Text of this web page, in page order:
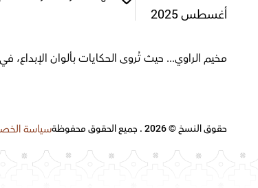
أغسطس 2025
مخيم الراوي... حيث تُروى الحكايات بألوان
حقوق النسخ © 2026 . جميع الحقوق محفوظة سياسة